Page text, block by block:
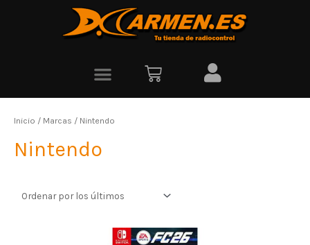
Inicio / Marcas / Nintendo
Nintendo